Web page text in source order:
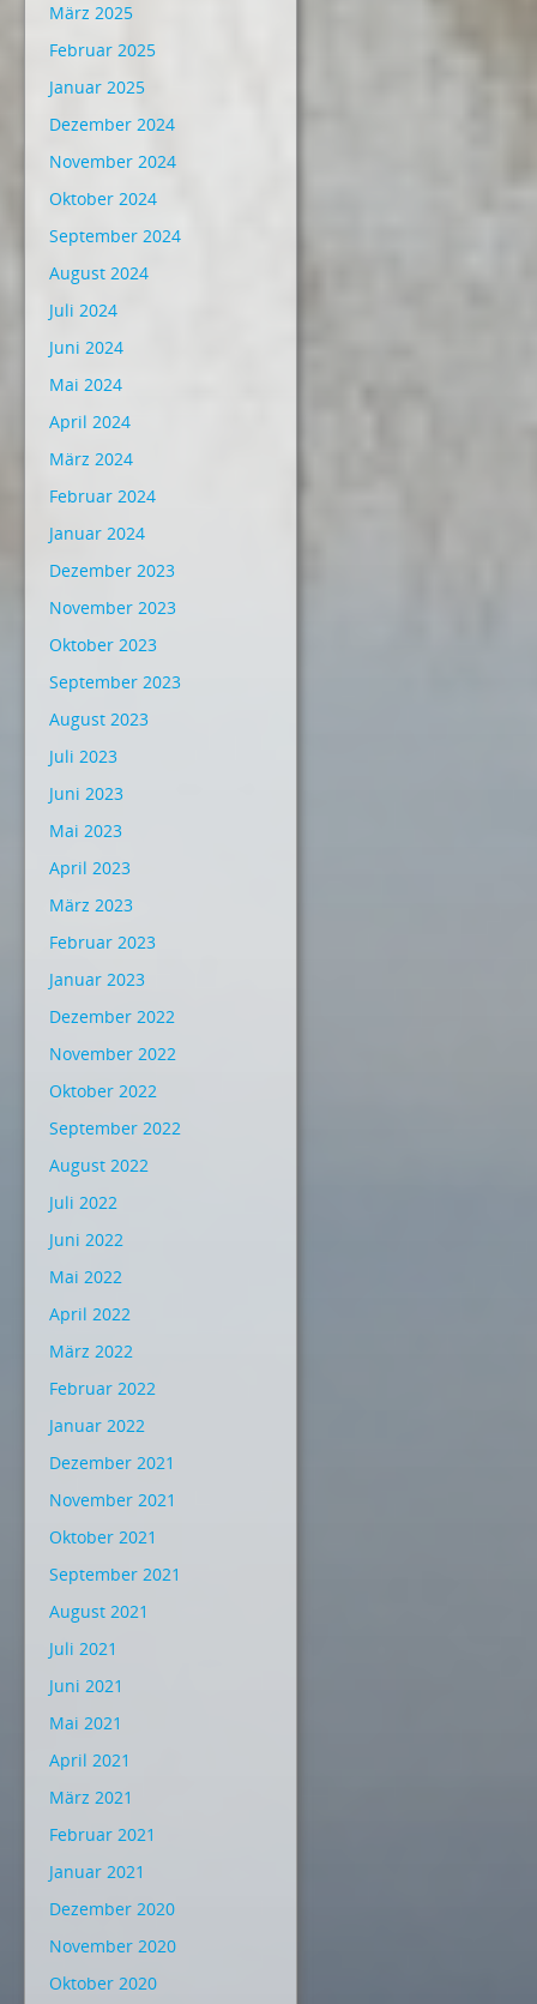
März 2025
Februar 2025
Januar 2025
Dezember 2024
November 2024
Oktober 2024
September 2024
August 2024
Juli 2024
Juni 2024
Mai 2024
April 2024
März 2024
Februar 2024
Januar 2024
Dezember 2023
November 2023
Oktober 2023
September 2023
August 2023
Juli 2023
Juni 2023
Mai 2023
April 2023
März 2023
Februar 2023
Januar 2023
Dezember 2022
November 2022
Oktober 2022
September 2022
August 2022
Juli 2022
Juni 2022
Mai 2022
April 2022
März 2022
Februar 2022
Januar 2022
Dezember 2021
November 2021
Oktober 2021
September 2021
August 2021
Juli 2021
Juni 2021
Mai 2021
April 2021
März 2021
Februar 2021
Januar 2021
Dezember 2020
November 2020
Oktober 2020